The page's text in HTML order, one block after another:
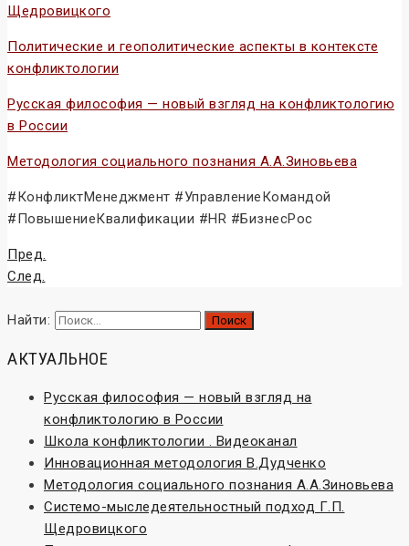
Щедровицкого
Политические и геополитические аспекты в контексте
конфликтологии
Русская философия — новый взгляд на конфликтологию
в России
Методология социального познания А.А.Зиновьева
#КонфликтМенеджмент #УправлениеКомандой
#ПовышениеКвалификации #HR #БизнесРос
Пред.
След.
Найти:
АКТУАЛЬНОЕ
Русская философия — новый взгляд на
конфликтологию в России
Школа конфликтологии . Видеоканал
Инновационная методология В.Дудченко
Методология социального познания А.А.Зиновьева
Системо-мыследеятельностный подход Г.П.
Щедровицкого